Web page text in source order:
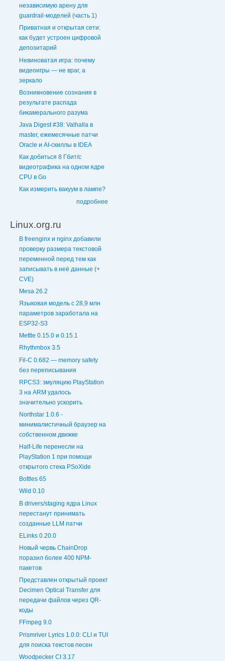
независимую арену для
guardrail-моделей (часть 1)
Приватная и открытая сети:
как будет устроен цифровой
депозитарий
Невиноватая игра: почему
видеоигры — не враг, а
зеркало
Возникновение сознания в
результате распада
бикамерального разума
Java Digest #38: Valhalla в
master, ежемесячные патчи
Oracle и AI-скиллы в IDEA
Как добиться 8 Гбит/с
видеотрафика на одном ядре
CPU в Go
Как измерить вакуум в лампе?
подробнее
Linux.org.ru
В freenginx и nginx добавили
проверку размера текстовой
переменной перед тем как
записывать в неё данные (+
CVE)
Mesa 26.2
Языковая модель с 28,9 млн
параметров заработала на
ESP32-S3
Mettle 0.15.0 и 0.15.1
Rhythmbox 3.5
Fil-C 0.682 — memory safety
без переписывания
RPCS3: эмуляцию PlayStation
3 на ARM удалось
значительно ускорить
Northstar 1.0.6 -
минималистичный браузер на
собственном движке
Half-Life перенесли на
PlayStation 1 при помощи
открытого стека PSoXide
Bottles 65
Wild 0.10
В drivers/staging ядра Linux
перестанут принимать
созданные LLM патчи
ELinks 0.20.0
Новый червь ChainDrop
поразил более 400 NPM-
пакетов
Представлен открытый проект
Decimen Optical Transfer для
передачи файлов через QR-
коды
FFmpeg 9.0
Prismriver Lyrics 1.0.0: CLI и TUI
для поиска текстов песен
Woodpecker CI 3.17